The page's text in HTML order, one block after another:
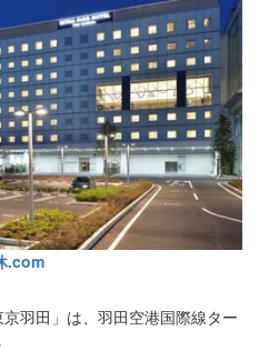
.com
羽田」は、羽田空港国際線ター